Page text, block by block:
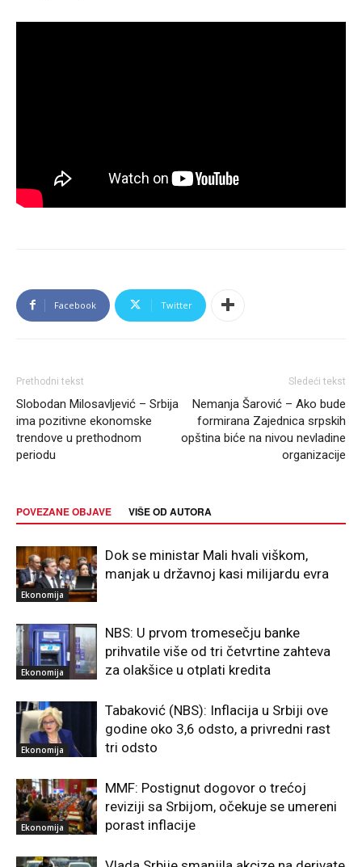
Facebook Twitter
Prethodni tekst
Slobodan Milosavljević – Srbija
ima pozitivne ekonomske
trendove u prethodnom
periodu
Sledeći tekst
Nemanja Šarović – Ako bude
formirana Zajednica srpskih
opština biće na nivou nevladine
organizacije
POVEZANE OBJAVE VIŠE OD AUTORA
Ekonomija
Dok se ministar Mali hvali viškom,
manjak u državnoj kasi milijardu evra
Ekonomija
NBS: U prvom tromesečju banke
prihvatile više od tri četvrtine zahteva
za olakšice u otplati kredita
Ekonomija
Tabaković (NBS): Inflacija u Srbiji ove
godine oko 3,6 odsto, a privredni rast
tri odsto
Ekonomija
MMF: Postignut dogovor o trećoj
reviziji sa Srbijom, očekuje se umereni
porast inflacije